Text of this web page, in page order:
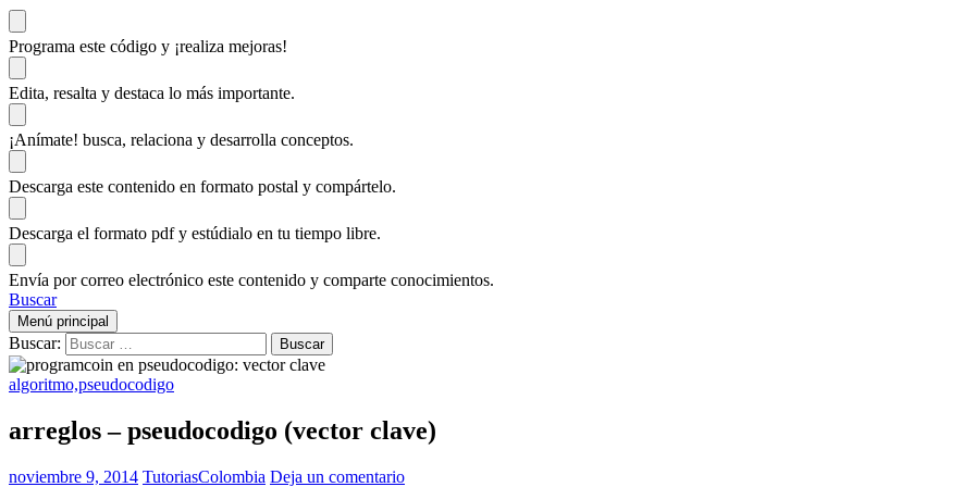
Programa este código y ¡realiza mejoras!
Edita, resalta y destaca lo más importante.
¡Anímate! busca, relaciona y desarrolla conceptos.
Descarga este contenido en formato postal y compártelo.
Descarga el formato pdf y estúdialo en tu tiempo libre.
Envía por correo electrónico este contenido y comparte conocimientos.
Buscar
Menú principal
Buscar:
algoritmo,pseudocodigo
arreglos – pseudocodigo (vector clave)
noviembre 9, 2014 TutoriasColombia Deja un comentario